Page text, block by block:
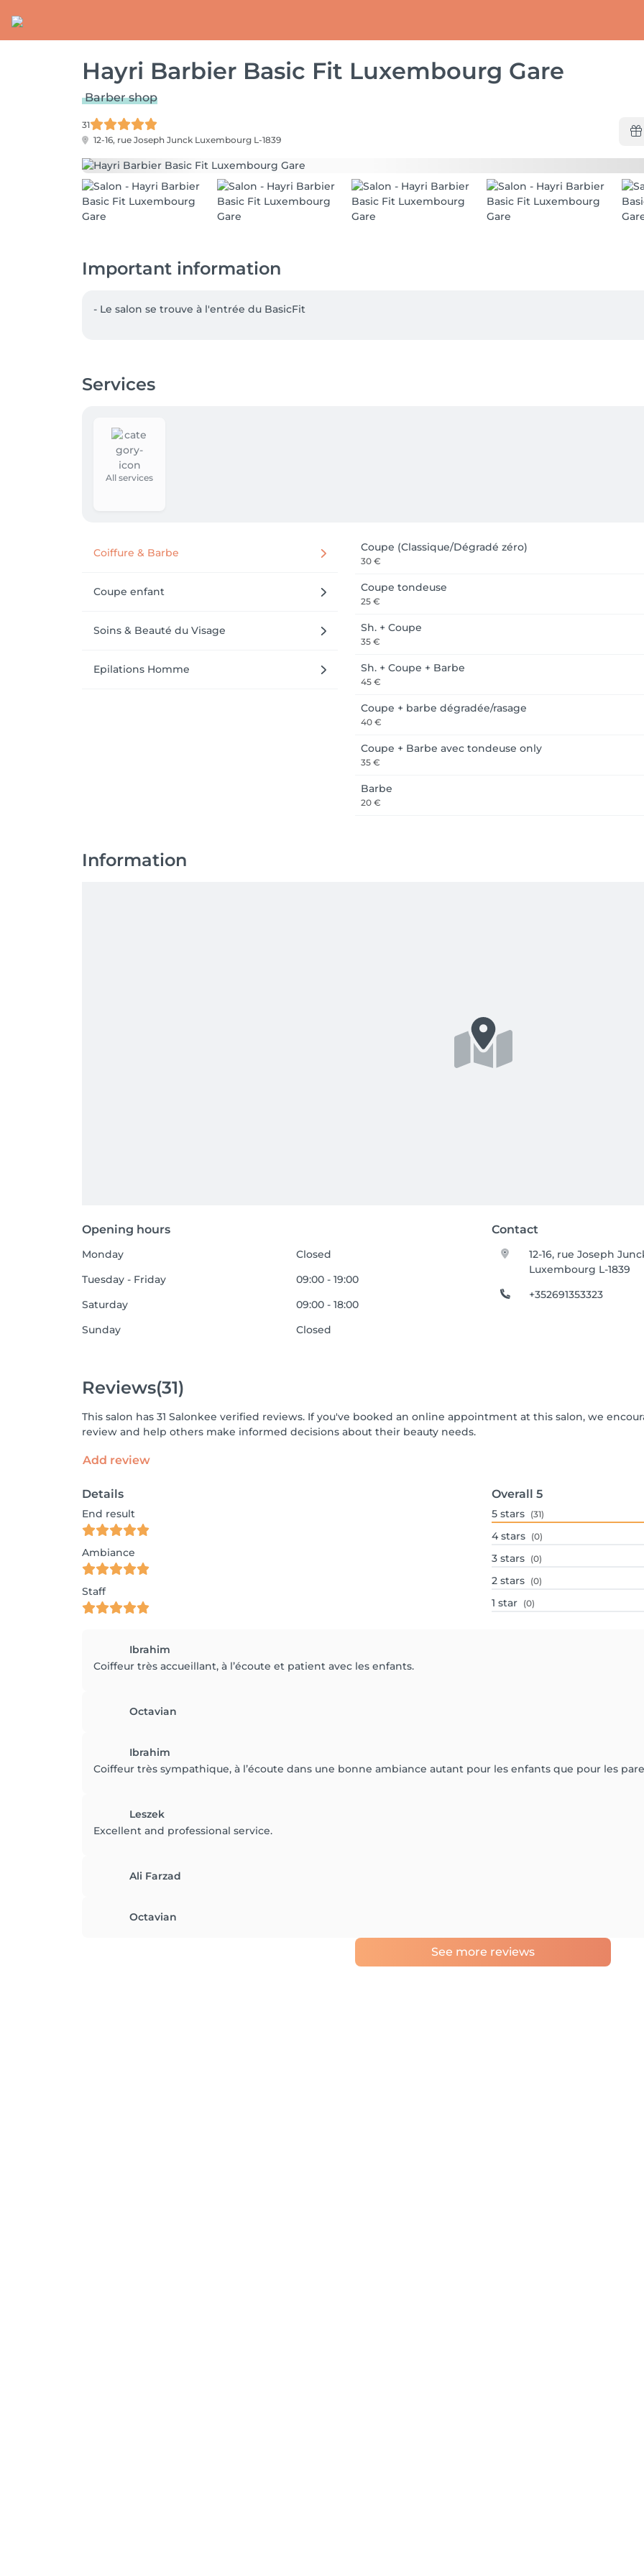
Hayri Barbier Basic Fit Luxembourg Gare
Barber shop
31
12-16, rue Joseph Junck Luxembourg L-1839
Important information
- Le salon se trouve à l'entrée du BasicFit
Services
All services
Coiffure & Barbe
Coupe enfant
Soins & Beauté du Visage
Epilations Homme
Coupe (Classique/Dégradé zéro)
30 €
Coupe tondeuse
25 €
Sh. + Coupe
35 €
Sh. + Coupe + Barbe
45 €
Coupe + barbe dégradée/rasage
40 €
Coupe + Barbe avec tondeuse only
35 €
Barbe
20 €
Information
Opening hours Contact
Monday
Closed
Tuesday - Friday
09:00 - 19:00
Saturday
09:00 - 18:00
Sunday
Closed
12-16, rue Joseph
Luxembourg L-1839
+352691353323
Reviews(31)
This salon has 31 Salonkee verified reviews. If you've booked an online appointment at this salon, we
review and help others make informed decisions about their beauty needs.
Add review
Details
End result
Ambiance
Staff
Overall 5
5 stars (31)
4 stars (0)
3 stars (0)
2 stars (0)
1 star (0)
Ibrahim
Coiffeur très accueillant, à l’écoute et patient avec les enfants.
Octavian
Ibrahim
Coiffeur très sympathique, à l’écoute dans une bonne ambiance autant pour les enfants que pour les
Leszek
Excellent and professional service.
Ali Farzad
Octavian
See more reviews